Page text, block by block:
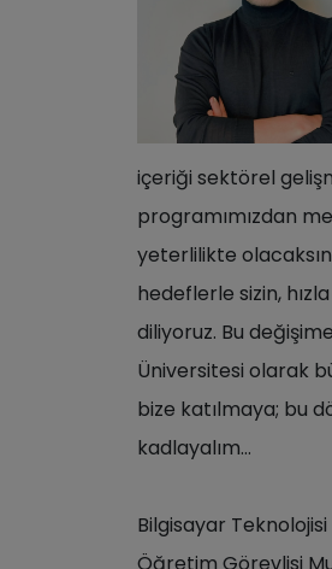
içeriği sektörel
programımızdan
yeterlilikte
hedeflerle sizin,
diliyoruz. Bu
Üniversitesi olarak
bize katılmaya; bu
kadlayalım…
Bilgisayar